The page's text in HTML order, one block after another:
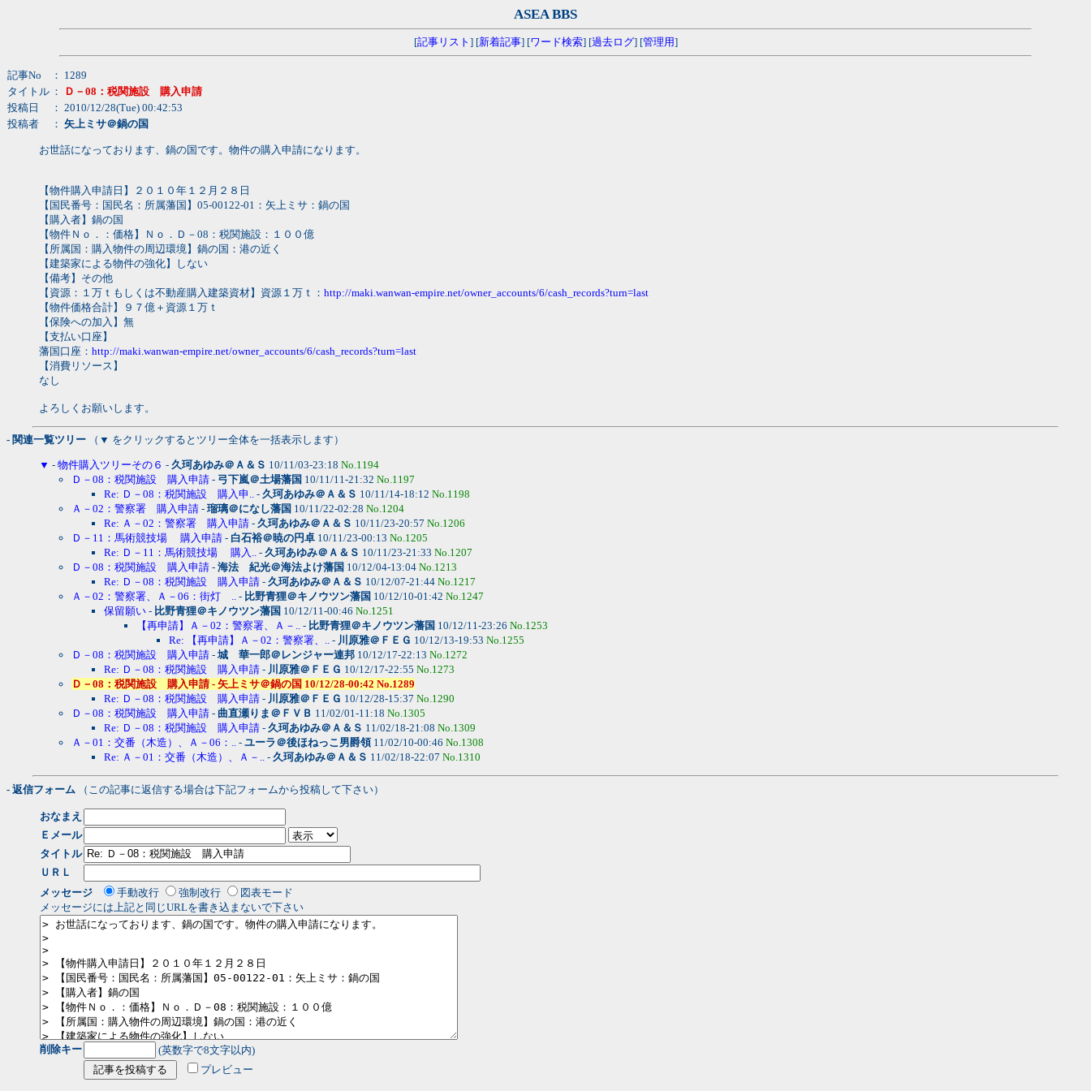
ASEA BBS
[記事リスト ] [新着記事] [ワード検索] [過去ログ] [管理用]
記事No
： 1289
タイトル ：
Ｄ－08：税関施設 購入申請
投稿日
： 2010/12/28(Tue) 00:42:53
投稿者
： 矢上ミサ＠鍋の国
お世話になっております、鍋の国です。物件の購入申請になります。
【物件購入申請日】２０１０年１２月２８日
【国民番号：国民名：所属藩国】05-00122-01：矢上ミサ：鍋の国
【購入者】鍋の国
【物件Ｎｏ．：価格】Ｎｏ．Ｄ－08：税関施設：１００億
【所属国：購入物件の周辺環境】鍋の国：港の近く
【建築家による物件の強化】しない
【備考】その他
【資源：１万ｔもしくは不動産購入建築資材】資源１万ｔ： http://maki.wanwan-empire.net/owner_accounts/6/cash_records?turn=last
【物件価格合計】９７億＋資源１万ｔ
【保険への加入】無
【支払い口座】
藩国口座： http://maki.wanwan-empire.net/owner_accounts/6/cash_records?turn=last
【消費リソース】
なし
よろしくお願いします。
- 関連一覧ツリー （▼ をクリックするとツリー全体を一括表示します）
▼ - 物件購入ツリーその６ - 久珂あゆみ＠Ａ＆Ｓ 10/11/03-23:18 No.1194
Ｄ－08：税関施設 購入申請 - 弓下嵐＠土場藩国 10/11/11-21:32 No.1197
Re: Ｄ－08：税関施設 購入申.. - 久珂あゆみ＠Ａ＆Ｓ 10/11/14-18:12 No.1198
Ａ－02：警察署 購入申請 - 瑠璃＠になし藩国 10/11/22-02:28 No.1204
Re: Ａ－02：警察署 購入申請 - 久珂あゆみ＠Ａ＆Ｓ 10/11/23-20:57 No.1206
Ｄ－11：馬術競技場 購入申請 - 白石裕＠暁の円卓 10/11/23-00:13 No.1205
Re: Ｄ－11：馬術競技場 購入.. - 久珂あゆみ＠Ａ＆Ｓ 10/11/23-21:33 No.1207
Ｄ－08：税関施設 購入申請 - 海法 紀光＠海法よけ藩国 10/12/04-13:04 No.1213
Re: Ｄ－08：税関施設 購入申請 - 久珂あゆみ＠Ａ＆Ｓ 10/12/07-21:44 No.1217
Ａ－02：警察署、Ａ－06：街灯 .. - 比野青狸＠キノウツン藩国 10/12/10-01:42 No.1247
保留願い - 比野青狸＠キノウツン藩国 10/12/11-00:46 No.1251
【再申請】Ａ－02：警察署、Ａ－.. - 比野青狸＠キノウツン藩国 10/12/11-23:26 No.1253
Re: 【再申請】Ａ－02：警察署、.. - 川原雅＠ＦＥＧ 10/12/13-19:53 No.1255
Ｄ－08：税関施設 購入申請 - 城 華一郎＠レンジャー連邦 10/12/17-22:13 No.1272
Re: Ｄ－08：税関施設 購入申請 - 川原雅＠ＦＥＧ 10/12/17-22:55 No.1273
Ｄ－08：税関施設 購入申請 - 矢上ミサ＠鍋の国 10/12/28-00:42 No.1289
Re: Ｄ－08：税関施設 購入申請 - 川原雅＠ＦＥＧ 10/12/28-15:37 No.1290
Ｄ－08：税関施設 購入申請 - 曲直瀬りま＠ＦＶＢ 11/02/01-11:18 No.1305
Re: Ｄ－08：税関施設 購入申請 - 久珂あゆみ＠Ａ＆Ｓ 11/02/18-21:08 No.1309
Ａ－01：交番（木造）、Ａ－06：.. - ユーラ＠後ほねっこ男爵領11/02/10-00:46 No.1308
Re: Ａ－01：交番（木造）、Ａ－.. - 久珂あゆみ＠Ａ＆Ｓ 11/02/18-22:07 No.1310
- 返信フォーム （この記事に返信する場合は下記フォームから投稿して下さい）
おなまえ
Ｅメール
タイトル
ＵＲＬ
メッセージ
手動改行 強制改行
図表モード
メッセージには上記と同じURLを書き込まないで下さい
削除キー
(英数字で8文字以内)
プレビュー